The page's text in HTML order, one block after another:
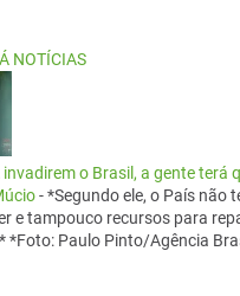
NOTÍCIAS
invadirem o Brasil, a gente terá
-*Segundo ele, o País não
e tampouco recursos para
*Foto: Paulo Pinto/Agência